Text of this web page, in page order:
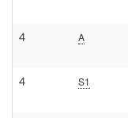
4 A
4 S1